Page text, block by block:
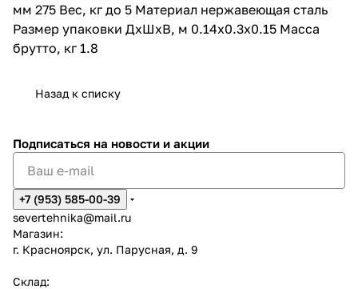
мм 275 Вес, кг до 5 Материал нержавеющая сталь
Размер упаковки ДхШхВ, м 0.14x0.3x0.15 Масса
брутто, кг 1.8
Назад к списку
Подписаться на новости и акции
+7 (953) 585-00-39
severtehnika@mail.ru
Магазин:
г. Красноярск, ул. Парусная, д. 9
Склад: